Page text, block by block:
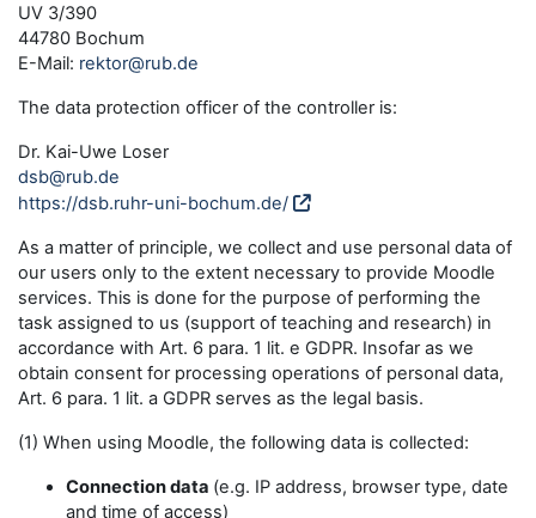
UV 3/390
44780 Bochum
E-Mail: rektor@rub.de
The data protection officer of the controller is:
Dr. Kai-Uwe Loser
dsb@rub.de
https://dsb.ruhr-uni-bochum.de/
As a matter of principle, we collect and use personal data of
our users only to the extent necessary to provide Moodle
services. This is done for the purpose of performing the
task assigned to us (support of teaching and research) in
accordance with Art. 6 para. 1 lit. e GDPR. Insofar as we
obtain consent for processing operations of personal data,
Art. 6 para. 1 lit. a GDPR serves as the legal basis.
(1) When using Moodle, the following data is collected:
Connection data (e.g. IP address, browser type, date
and time of access)